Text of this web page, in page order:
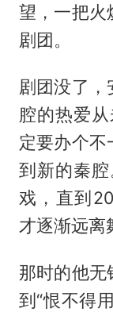
望，一把火
剧团。
剧团没了
腔的热爱
定要办个不
到新的秦
戏，直到
才逐渐远离
那时的他无
到“恨不得